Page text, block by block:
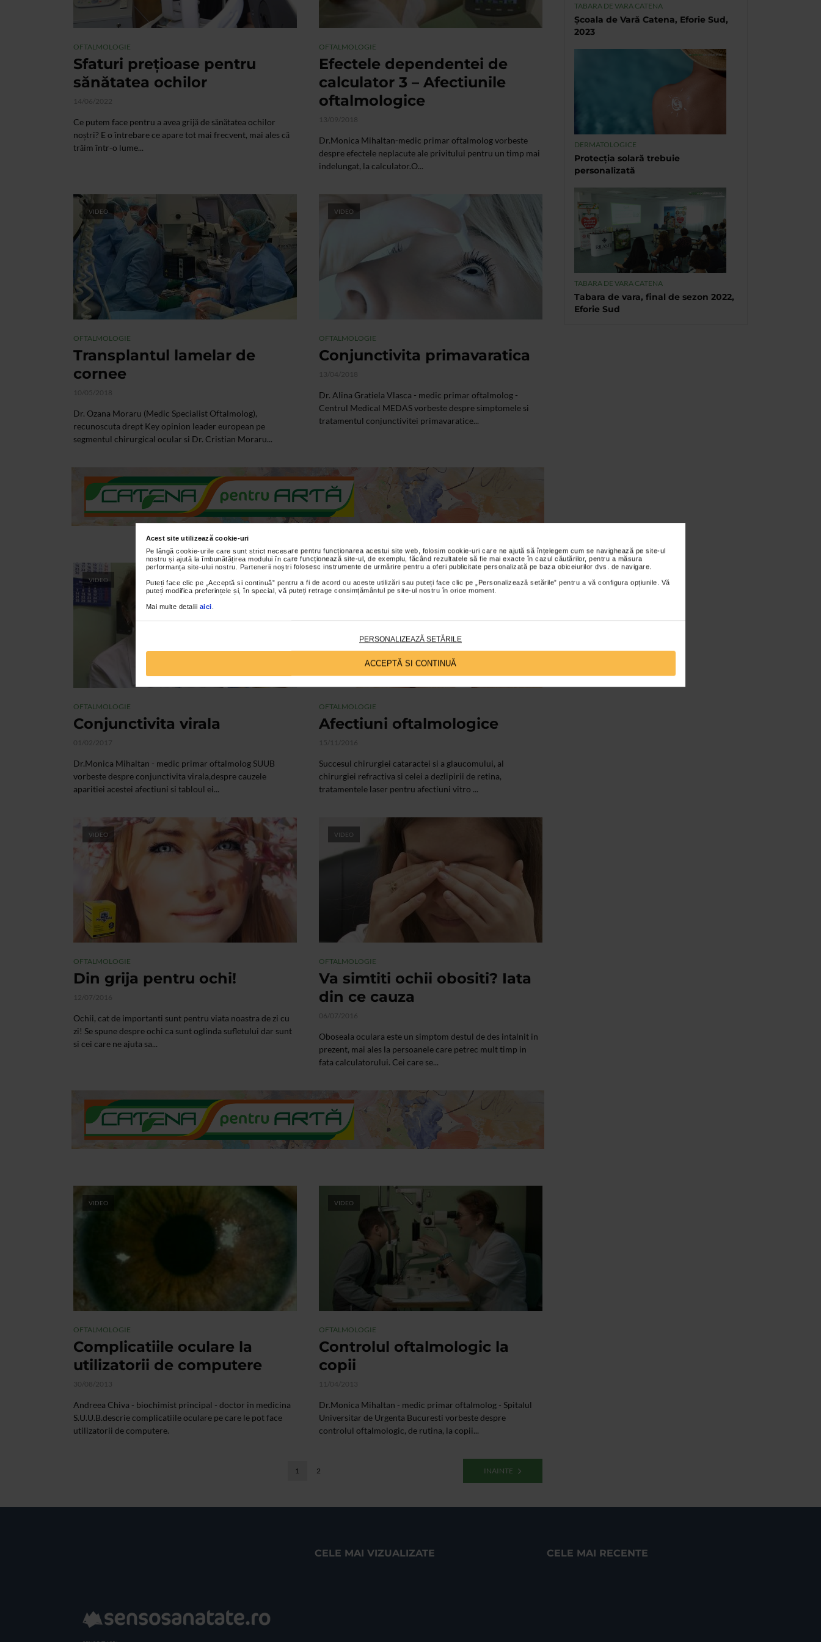
Acest site utilizează cookie-uri
Pe lângă cookie-urile care sunt strict necesare pentru funcționarea acestui site web, folosim cookie-uri care ne ajută să înțelegem cum se navighează pe site-ul
nostru și ajută la îmbunătățirea modului în care funcționează site-ul, de exemplu, făcând rezultatele să fie mai exacte în cazul căutărilor, pentru a măsura
performanța site-ului nostru. Partenerii noștri folosesc instrumente de urmărire pentru a oferi publicitate personalizată pe baza obiceiurilor dvs. de navigare.
Puteți face clic pe „Acceptă si continuă” pentru a fi de acord cu aceste utilizări sau puteți face clic pe „Personalizează setările” pentru a vă configura opțiunile. Vă
puteți modifica preferințele și, în special, vă puteți retrage consimțământul pe site-ul nostru în orice moment.
Mai multe detalii aici
PERSONALIZEAZĂ SETĂRILE
ACCEPTĂ SI CONTINUĂ
OFTALMOLOGIE
Sfaturi prețioase pentru
sănătatea ochilor
14/06/2022
Ce putem face pentru a avea grijă de sănătatea ochilor
noștri? E o întrebare ce apare tot mai frecvent, mai ales că
trăim într-o lume...
OFTALMOLOGIE
Efectele dependentei de
calculator 3 – Afectiunile
oftalmologice
13/09/2018
Dr.Monica Mihaltan-medic primar oftalmolog vorbeste
despre efectele neplacute ale privitului pentru un timp mai
indelungat, la calculator.O...
VIDEO
OFTALMOLOGIE
Transplantul lamelar de
cornee
10/05/2018
Dr. Ozana Moraru (Medic Specialist Oftalmolog),
recunoscuta drept Key opinion leader european pe
segmentul chirurgical ocular si Dr. Cristian Moraru...
VIDEO
OFTALMOLOGIE
Conjunctivita primavaratica
13/04/2018
Dr. Alina Gratiela Vlasca - medic primar oftalmolog -
Centrul Medical MEDAS vorbeste despre simptomele si
tratamentul conjunctivitei primavaratice...
VIDEO
OFTALMOLOGIE
Conjunctivita virala
01/02/2017
Dr.Monica Mihaltan - medic primar oftalmolog SUUB
vorbeste despre conjunctivita virala,despre cauzele
aparitiei acestei afectiuni si tabloul ei...
VIDEO
OFTALMOLOGIE
Afectiuni oftalmologice
15/11/2016
Succesul chirurgiei cataractei si a glaucomului, al
chirurgiei refractiva si celei a dezlipirii de retina,
tratamentele laser pentru afectiuni vitro ...
VIDEO
OFTALMOLOGIE
Din grija pentru ochi!
12/07/2016
Ochii, cat de importanti sunt pentru viata noastra de zi cu
zi! Se spune despre ochi ca sunt oglinda sufletului dar sunt
si cei care ne ajuta sa...
VIDEO
OFTALMOLOGIE
Va simtiti ochii obositi? Iata
din ce cauza
06/07/2016
Oboseala oculara este un simptom destul de des intalnit in
prezent, mai ales la persoanele care petrec mult timp in
fata calculatorului. Cei care se...
VIDEO
OFTALMOLOGIE
Complicatiile oculare la
utilizatorii de computere
30/08/2013
Andreea Chiva - biochimist principal - doctor in medicina
S.U.U.B.descrie complicatiile oculare pe care le pot face
utilizatorii de computere.
VIDEO
OFTALMOLOGIE
Controlul oftalmologic la
copii
11/04/2013
Dr.Monica Mihaltan - medic primar oftalmolog - Spitalul
Universitar de Urgenta Bucuresti vorbeste despre
controlul oftalmologic, de rutina, la copii...
1 2 INAINTE
TABARA DE VARA CATENA
Școala de Vară Catena, Eforie Sud,
2023
DERMATOLOGICE
Protecția solară trebuie
personalizată
TABARA DE VARA CATENA
Tabara de vara, final de sezon 2022,
Eforie Sud
CELE MAI VIZUALIZATE CELE MAI RECENTE